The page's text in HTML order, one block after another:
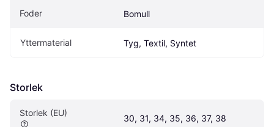
Foder Bomull
Yttermaterial Tyg, Textil, Syntet
Storlek
Storlek (EU)
30, 31, 34, 35, 36, 37, 38